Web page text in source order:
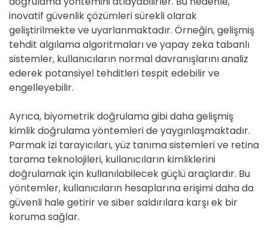
inovatif güvenlik çözümleri sürekli olarak
geliştirilmekte ve uyarlanmaktadır. Örneğin, gelişmiş
tehdit algılama algoritmaları ve yapay zeka tabanlı
sistemler, kullanıcıların normal davranışlarını analiz
ederek potansiyel tehditleri tespit edebilir ve
engelleyebilir.
Ayrıca, biyometrik doğrulama gibi daha gelişmiş
kimlik doğrulama yöntemleri de yaygınlaşmaktadır.
Parmak izi tarayıcıları, yüz tanıma sistemleri ve retina
tarama teknolojileri, kullanıcıların kimliklerini
doğrulamak için kullanılabilecek güçlü araçlardır. Bu
yöntemler, kullanıcıların hesaplarına erişimi daha da
güvenli hale getirir ve siber saldırılara karşı ek bir
koruma sağlar.